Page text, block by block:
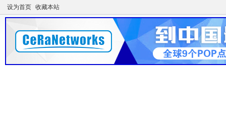
设为首页 收藏本站